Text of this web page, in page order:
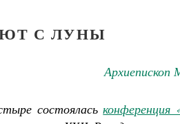
С ЛУНЫ
состояласьконференция